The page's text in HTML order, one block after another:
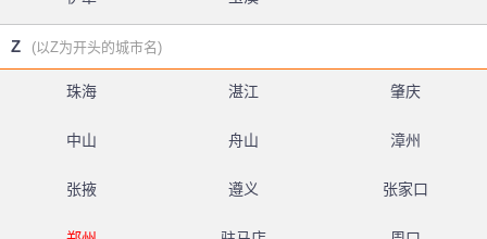
Z (以Z为开头的城市名)
珠海 湛江 肇庆
中山 舟山 漳州
张掖 遵义 张家口